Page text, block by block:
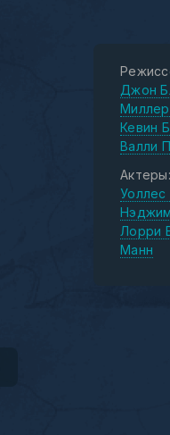
Джон
Миллер
Кевин
Валли
Актеры:
Уоллес
Лорри
Манн